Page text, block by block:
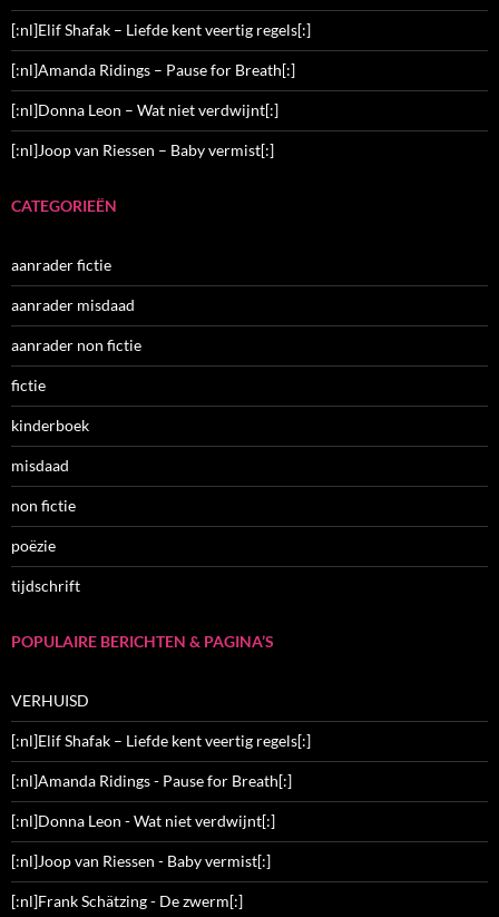
[:nl]Elif Shafak – Liefde kent veertig regels[:]
[:nl]Amanda Ridings – Pause for Breath[:]
[:nl]Donna Leon – Wat niet verdwijnt[:]
[:nl]Joop van Riessen – Baby vermist[:]
CATEGORIEËN
aanrader fictie
aanrader misdaad
aanrader non fictie
fictie
kinderboek
misdaad
non fictie
poëzie
tijdschrift
POPULAIRE BERICHTEN & PAGINA’S
VERHUISD
[:nl]Elif Shafak – Liefde kent veertig regels[:]
[:nl]Amanda Ridings - Pause for Breath[:]
[:nl]Donna Leon - Wat niet verdwijnt[:]
[:nl]Joop van Riessen - Baby vermist[:]
[:nl]Frank Schätzing - De zwerm[:]